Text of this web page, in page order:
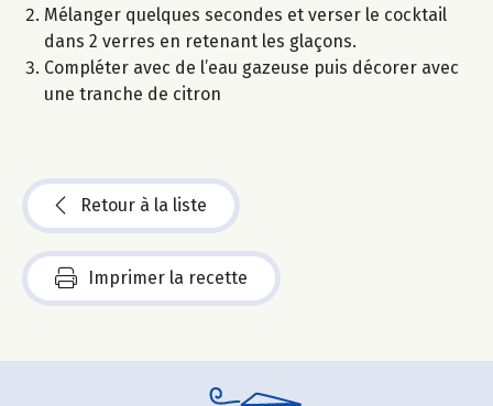
Mélanger quelques secondes et verser le cocktail
dans 2 verres en retenant les glaçons.
Compléter avec de l’eau gazeuse puis décorer avec
une tranche de citron
Retour à la liste
Imprimer la recette